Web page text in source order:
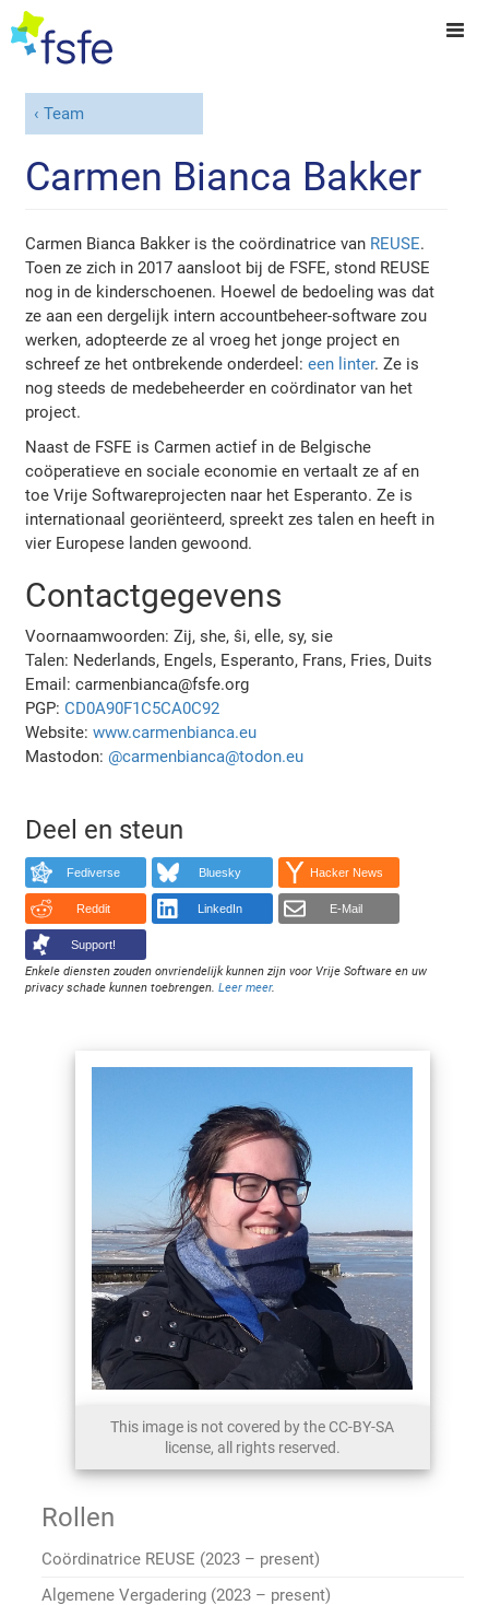
Team
Carmen Bianca Bakker
Carmen Bianca Bakker is the coördinatrice van REUSE.
Toen ze zich in 2017 aansloot bij de FSFE, stond REUSE
nog in de kinderschoenen. Hoewel de bedoeling was dat
ze aan een dergelijk intern accountbeheer-software zou
werken, adopteerde ze al vroeg het jonge project en
schreef ze het ontbrekende onderdeel:een linter. Ze is
nog steeds de medebeheerder en coördinator van het
project.
Naast de FSFE is Carmen actief in de Belgische
coöperatieve en sociale economie en vertaalt ze af en
toe Vrije Softwareprojecten naar het Esperanto. Ze is
internationaal georiënteerd, spreekt zes talen en heeft in
vier Europese landen gewoond.
Contactgegevens
Voornaamwoorden: Zij, she, ŝi, elle, sy, sie
Talen: Nederlands, Engels, Esperanto, Frans, Fries, Duits
Email: carmenbianca@fsfe.org
PGP:CD0A90F1C5CA0C92
Website:www.carmenbianca.eu
Mastodon: @carmenbianca@todon.eu
Deel en steun
Fediverse Bluesky Hacker News
Reddit LinkedIn E-Mail
Support!
Enkele diensten zouden onvriendelijk kunnen zijn voor Vrije Software en uw
privacy schade kunnen toebrengen.Leer meer.
This image is not covered by the CC-BY-SA
license, all rights reserved.
Rollen
Coördinatrice REUSE (2023 – present)
Algemene Vergadering (2023 – present)